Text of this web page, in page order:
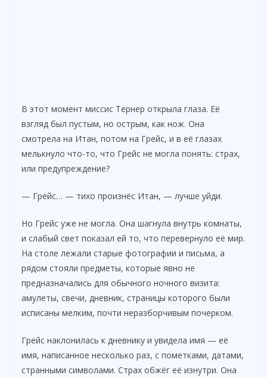
В этот момент миссис Тернер открыла глаза. Её
взгляд был пустым, но острым, как нож. Она
смотрела на Итан, потом на Грейс, и в её глазах
мелькнуло что-то, что Грейс не могла понять: страх,
или предупреждение?
— Грейс… — тихо произнёс Итан, — лучше уйди.
Но Грейс уже не могла. Она шагнула внутрь комнаты,
и слабый свет показал ей то, что перевернуло её мир.
На столе лежали старые фотографии и письма, а
рядом стояли предметы, которые явно не
предназначались для обычного ночного визита:
амулеты, свечи, дневник, страницы которого были
исписаны мелким, почти неразборчивым почерком.
Грейс наклонилась к дневнику и увидела имя — её
имя, написанное несколько раз, с пометками, датами,
странными символами. Страх обжёг её изнутри. Она